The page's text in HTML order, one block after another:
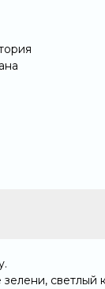
светлый